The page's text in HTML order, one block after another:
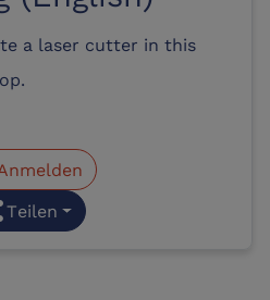
a laser cutter in this
Teilen